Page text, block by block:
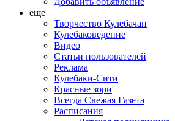
еще
Творчество Кулебачан
Кулебаковедение
Видео
Статьи пользователей
Реклама
Кулебаки-Сити
Красные зори
Всегда Свежая Газета
Расписания